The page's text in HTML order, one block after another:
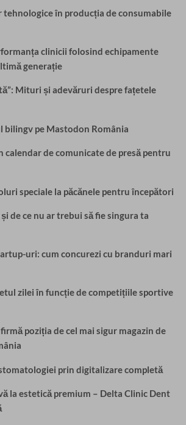
în producția de consumabile
clinicii folosind echipamente
generație
Mituri și adevăruri despre fațetele
bilingv pe Mastodon România
calendar de comunicate de presă pentru
speciale la păcănele pentru începători
de ce nu ar trebui să fie singura ta
uri: cum concurezi cu branduri mari
zilei în funcție de competițiile sportive
poziția de cel mai sigur magazin de
prin digitalizare completă
la estetică premium – Delta Clinic Dent